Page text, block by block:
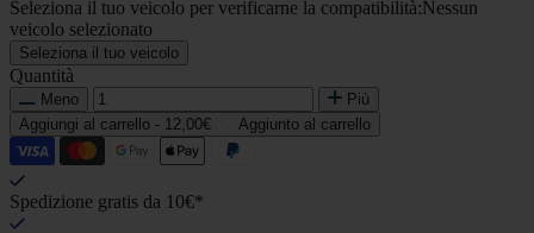
Seleziona il tuo veicolo per verificarne la compatibilità:Nessun
veicolo selezionato
Seleziona il tuo veicolo
Quantità
Meno
Più
Aggiungi al carrello - 12,00€ Aggiunto al carrello
Spedizione gratis da 10€*